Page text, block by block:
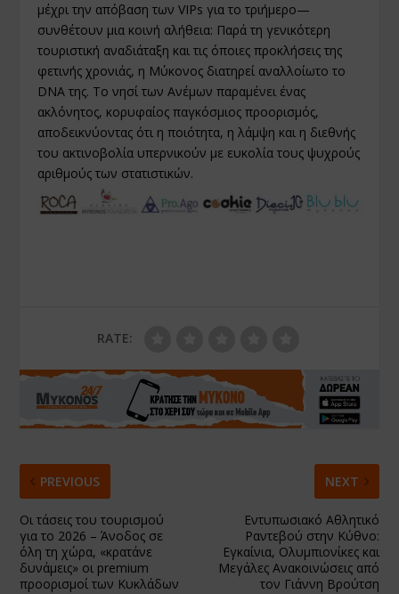
μέχρι την απόβαση των VIPs για το τριήμερο—
συνθέτουν μια κοινή αλήθεια: Παρά τη γενικότερη
τουριστική αναδιάταξη και τις όποιες προκλήσεις της
φετινής χρονιάς, η Μύκονος διατηρεί αναλλοίωτο το
DNA της. Το νησί των Ανέμων παραμένει ένας
ακλόνητος, κορυφαίος παγκόσμιος προορισμός,
αποδεικνύοντας ότι η ποιότητα, η λάμψη και η διεθνής
του ακτινοβολία υπερνικούν με ευκολία τους ψυχρούς
αριθμούς των στατιστικών.
RATE:
PREVIOUS
Οι τάσεις του τουρισμού
για το 2026 – Άνοδος σε
όλη τη χώρα, «κρατάνε
δυνάμεις» οι premium
προορισμοί των Κυκλάδων
NEXT
Εντυπωσιακό Αθλητικό
Ραντεβού στην Κύθνο:
Εγκαίνια, Ολυμπιονίκες και
Μεγάλες Ανακοινώσεις από
τον Γιάννη Βρούτση